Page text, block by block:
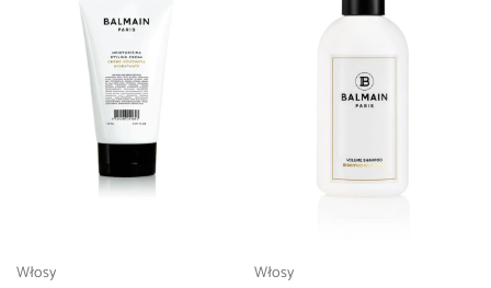
Włosy Włosy